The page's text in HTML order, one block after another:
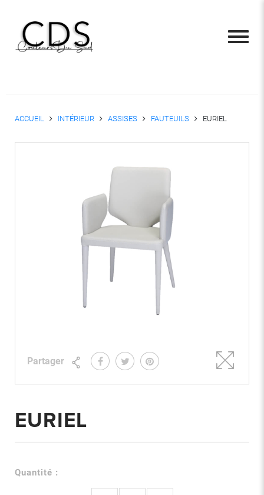
ACCUEIL INTÉRIEUR ASSISES FAUTEUILS EURIEL
Partager
EURIEL
Quantité :